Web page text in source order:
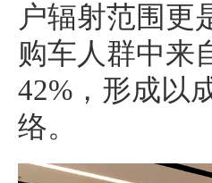
户辐射范围更
购车人群中来
42%，形成以
络。